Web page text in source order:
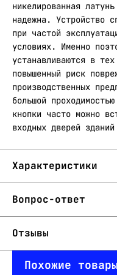
никелированная
надежна. Устройство
при частой
условиях. Именно
устанавливаются в
повышенный риск
производственных
большой
кнопки часто можно
входных дверей
Характеристики
Вопрос-ответ
Отзывы
Похожие товары